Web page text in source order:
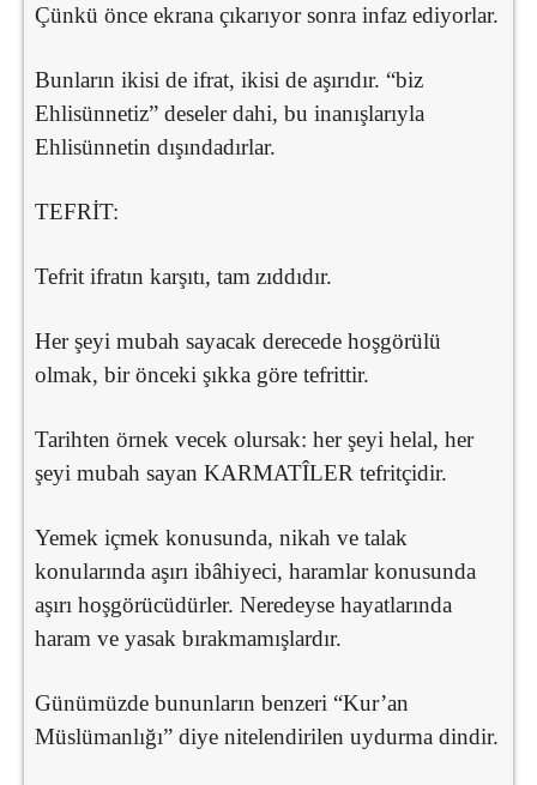
Çünkü önce ekrana çıkarıyor sonra infaz ediyorlar.
Bunların ikisi de ifrat, ikisi de aşırıdır. “biz
Ehlisünnetiz” deseler dahi, bu inanışlarıyla
Ehlisünnetin dışındadırlar.
TEFRİT:
Tefrit ifratın karşıtı, tam zıddıdır.
Her şeyi mubah sayacak derecede hoşgörülü
olmak, bir önceki şıkka göre tefrittir.
Tarihten örnek vecek olursak: her şeyi helal, her
şeyi mubah sayan KARMATÎLER tefritçidir.
Yemek içmek konusunda, nikah ve talak
konularında aşırı ibâhiyeci, haramlar konusunda
aşırı hoşgörücüdürler. Neredeyse hayatlarında
haram ve yasak bırakmamışlardır.
Günümüzde bununların benzeri “Kur’an
Müslümanlığı” diye nitelendirilen uydurma dindir.